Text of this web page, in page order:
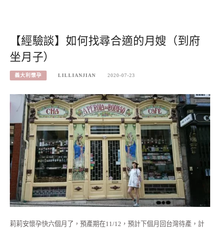
【經驗談】如何找尋合適的月嫂（到府
坐月子）
義大利懷孕 LILLIANJIAN 2020-07-23
莉莉安懷孕快六個月了，預產期在11/12，預計下個月回台灣待產，計